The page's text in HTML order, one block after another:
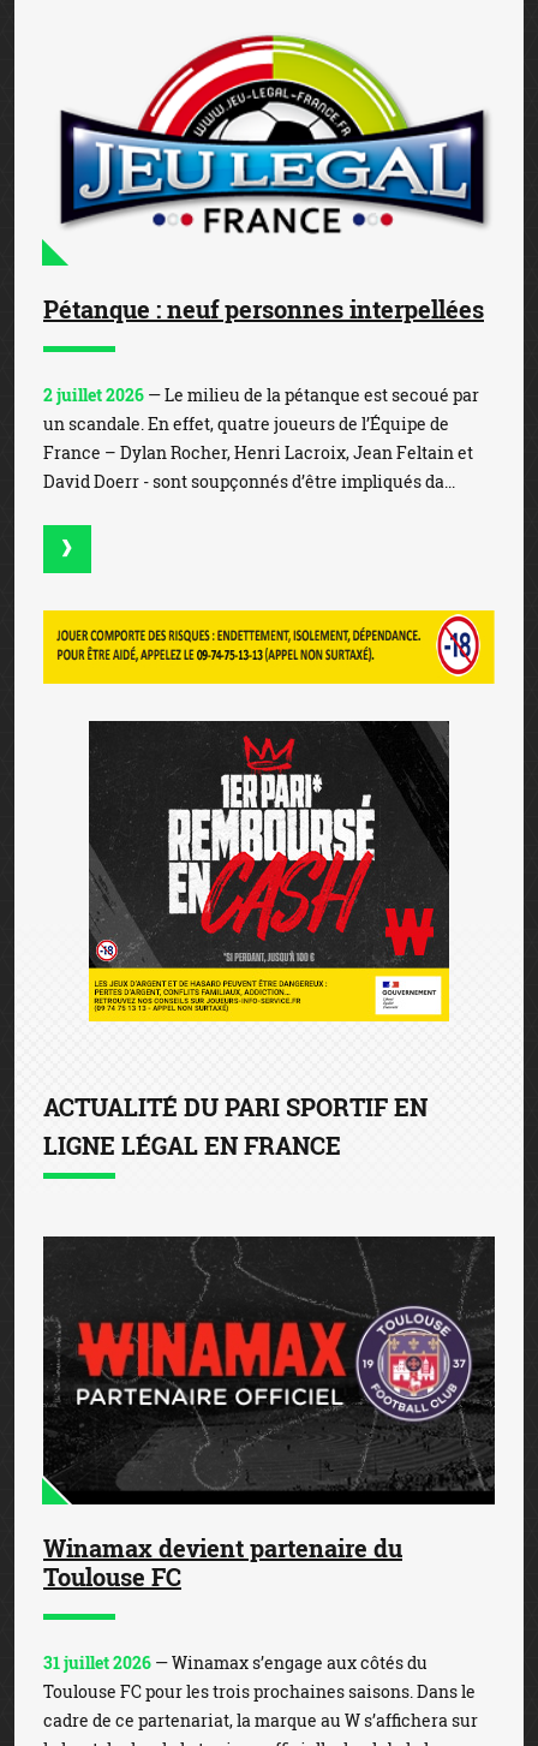
Pétanque : neuf personnes interpellées
2 juillet 2026 — Le milieu de la pétanque est secoué par
un scandale. En effet, quatre joueurs de l’Équipe de
France – Dylan Rocher, Henri Lacroix, Jean Feltain et
David Doerr - sont soupçonnés d’être impliqués da...
ACTUALITÉ DU PARI SPORTIF EN
LIGNE LÉGAL EN FRANCE
Winamax devient partenaire du
Toulouse FC
31 juillet 2026 — Winamax s’engage aux côtés du
Toulouse FC pour les trois prochaines saisons. Dans le
cadre de ce partenariat, la marque au W s’affichera sur